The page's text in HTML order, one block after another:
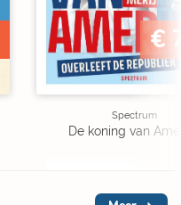
€
Spectrum
De koning van